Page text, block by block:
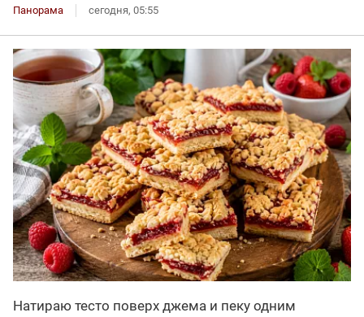
Панорама сегодня, 05:55
Натираю тесто поверх джема и пеку одним